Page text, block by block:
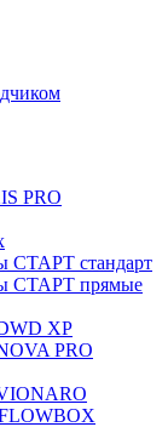
PRO
СТАРТ стандарт
СТАРТ прямые
XP
PRO